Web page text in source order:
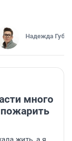
Надежда
много
пожарить